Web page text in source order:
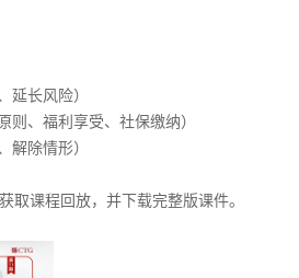
延长风险）
则、福利享受、社保缴纳）
解除情形）
取课程回放，并下载完整版课件。